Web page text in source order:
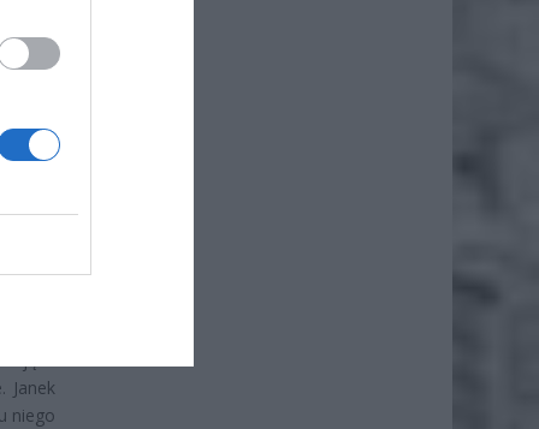
Janek
niego